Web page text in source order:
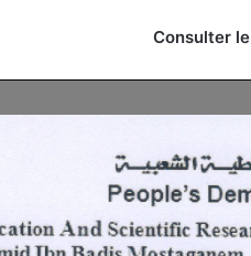
Consulter le